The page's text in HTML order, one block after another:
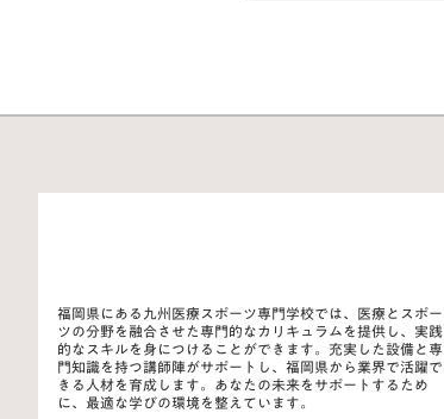
福岡県にある九州医療スポーツ専門学校では、医療とスポー
ツの分野を融合させた専門的なカリキュラムを提供し、実践
的なスキルを身につけることができます。充実した設備と専
門知識を持つ講師陣がサポートし、福岡県から業界で活躍で
きる人材を育成します。あなたの未来をサポートするため
に、最適な学びの環境を整えています。